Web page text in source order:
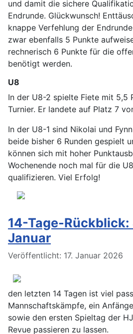
und damit die sichere
Endrunde. Glückwunsch!
knappe Verfehlung der
zwar ebenfalls 5 Punkte
rechnerisch 6 Punkte für die
benötigt werden.
U8
In der U8-2 spielte Fiete mit 5,5
Turnier. Er landete auf Platz 7
In der U8-1 sind Nikolai und
beide bisher 6 Runden gespielt
können sich mit hoher
Wochenende noch mal für die
qualifizieren. Viel Erfolg!
14-Tage-Rückblick:
Januar
Details
Veröffentlicht: 17. Januar 2026
den letzten 14 Tagen ist viel
Mannschaftskämpfe, ein
sowie den ersten Spieltag der
Revue passieren zu lassen.